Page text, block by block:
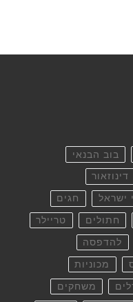
בוב הבנאי
דינוזאור
ישראל חגים
חתולים טריילר
להדפסה
מכוניות
משחקים